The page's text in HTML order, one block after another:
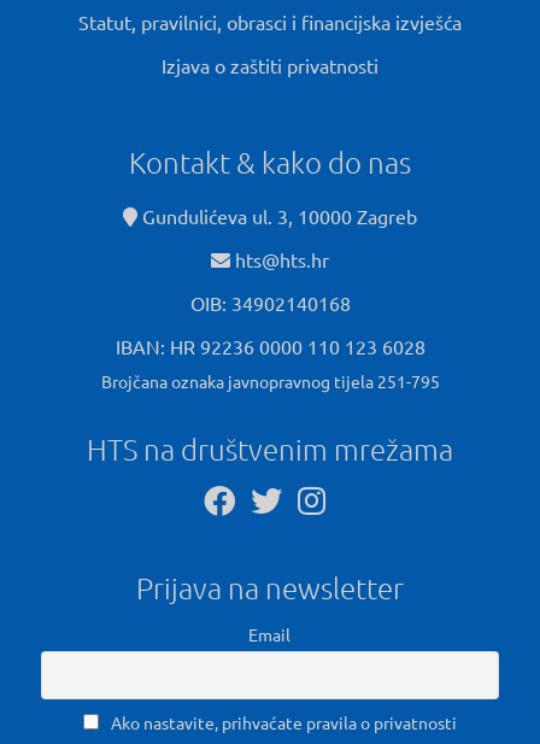
Statut, pravilnici, obrasci i financijska izvješća
Izjava o zaštiti privatnosti
Kontakt & kako do nas
Gundulićeva ul. 3, 10000 Zagreb
hts@hts.hr
OIB: 34902140168
IBAN: HR 92236 0000 110 123 6028
Brojčana oznaka javnopravnog tijela 251-795
HTS na društvenim mrežama
Prijava na newsletter
Email
Ako nastavite, prihvaćate pravila o privatnosti